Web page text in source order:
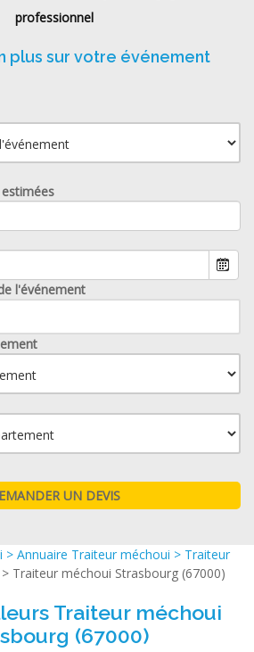
professionnel
plus sur votre événement
l'événement
> Annuaire Traiteur méchoui > Traiteur
> Traiteur méchoui Strasbourg (67000)
Traiteur méchoui
(67000)